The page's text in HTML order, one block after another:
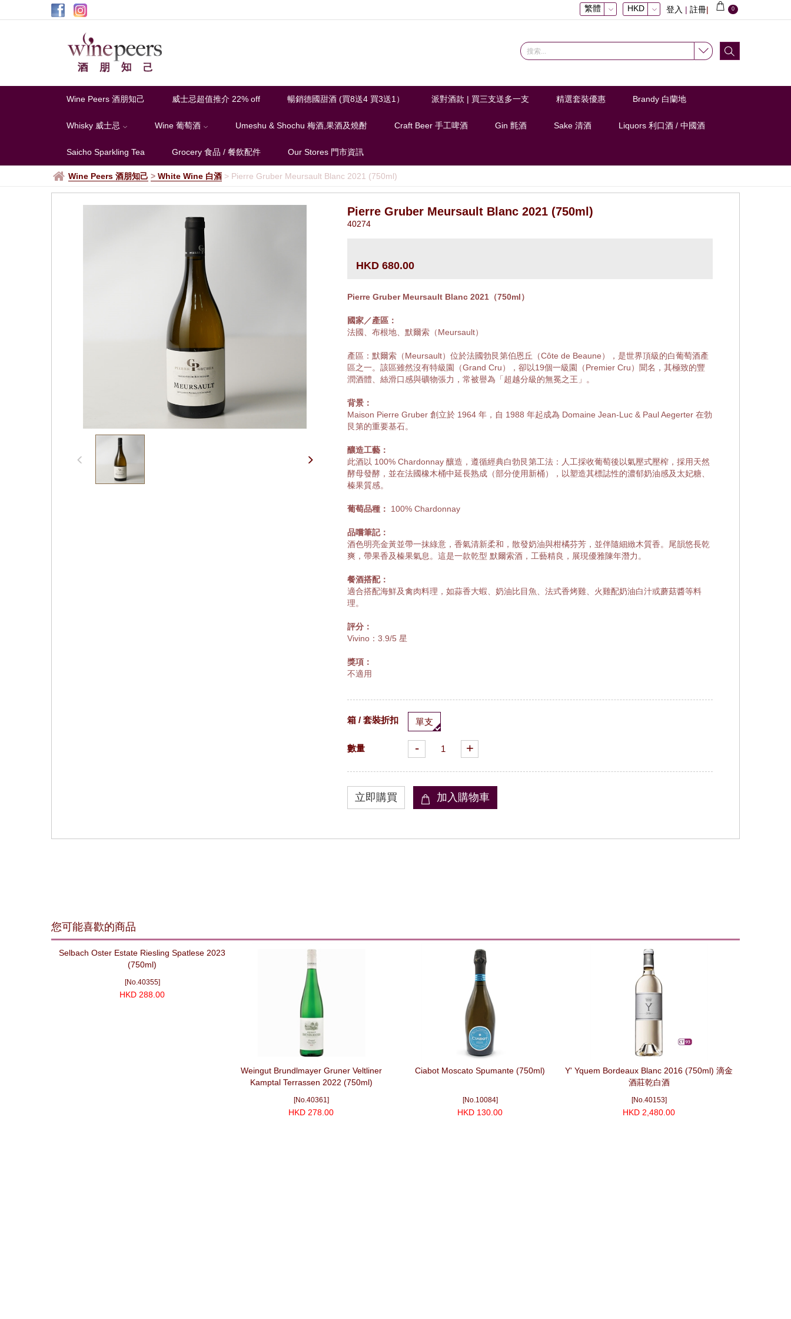
| 0
登入 | 註冊
HKD
繁體
Wine Peers 酒朋知己 威士忌超值推介 22% off 暢銷德國甜酒 (買8送4 買3送1） 派對酒款 | 買三支送多一支 精選套裝優惠 Brandy 白蘭地
Whisky 威士忌 Wine 葡萄酒 Umeshu & Shochu 梅酒,果酒及燒酎 Craft Beer 手工啤酒 Gin 氈酒 Sake 清酒 Liquors 利口酒 / 中國酒
Saicho Sparkling Tea Grocery 食品 / 餐飲配件 Our Stores 門市資訊
Wine Peers 酒朋知己 > White Wine 白酒 > Pierre Gruber Meursault Blanc 2021 (750ml)
Pierre Gruber Meursault Blanc 2021 (750ml)
40274
HKD 680.00
Pierre Gruber Meursault Blanc 2021（750ml）
國家／產區：
法國、布根地、默爾索（Meursault）
產區：默爾索（Meursault）位於法國勃艮第伯恩丘（Côte de Beaune），是世界頂級的白葡萄酒產
區之一。該區雖然沒有特級園（Grand Cru），卻以19個一級園（Premier Cru）聞名，其極致的豐
潤酒體、絲滑口感與礦物張力，常被譽為「超越分級的無冕之王」。
背景：
Maison Pierre Gruber 創立於 1964 年，自 1988 年起成為 Domaine Jean-Luc & Paul Aegerter 在勃
艮第的重要基石。
釀造工藝：
此酒以 100% Chardonnay 釀造，遵循經典白勃艮第工法：人工採收葡萄後以氣壓式壓榨，採用天然
酵母發酵，並在法國橡木桶中延長熟成（部分使用新桶），以塑造其標誌性的濃郁奶油感及太妃糖、
榛果質感。
葡萄品種： 100% Chardonnay
品嚐筆記：
酒色明亮金黃並帶一抹綠意，香氣清新柔和，散發奶油與柑橘芬芳，並伴隨細緻木質香。尾韻悠長乾
爽，帶果香及榛果氣息。這是一款乾型 默爾索酒，工藝精良，展現優雅陳年潛力。
餐酒搭配：
適合搭配海鮮及禽肉料理，如蒜香大蝦、奶油比目魚、法式香烤雞、火雞配奶油白汁或蘑菇醬等料
理。
評分：
Vivino：3.9/5 星
獎項：
不適用
箱 / 套裝折扣 單支
數量 - +
您可能喜歡的商品
Selbach Oster Estate Riesling Spatlese 2023
(750ml)
[No.40355]
HKD 288.00
Weingut Brundlmayer Gruner Veltliner
Kamptal Terrassen 2022 (750ml)
[No.40361]
HKD 278.00
Ciabot Moscato Spumante (750ml)
[No.10084]
HKD 130.00
Y' Yquem Bordeaux Blanc 2016 (750ml) 滴金
酒莊乾白酒
[No.40153]
HKD 2,480.00